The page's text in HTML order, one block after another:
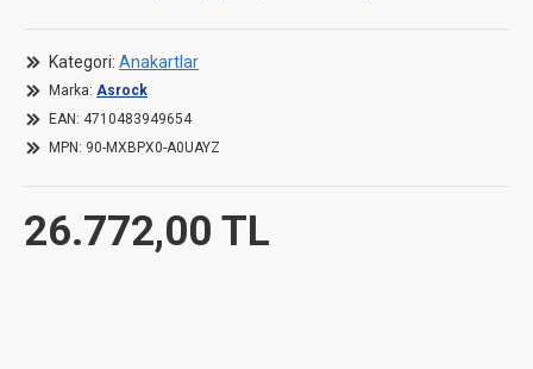
flashback
A total of 7x 4-pin PWM fan connections possible
26.772,00 TL
Kategori: Anakartlar
Marka: Asrock
EAN: 4710483949654
MPN: 90-MXBPX0-A0UAYZ